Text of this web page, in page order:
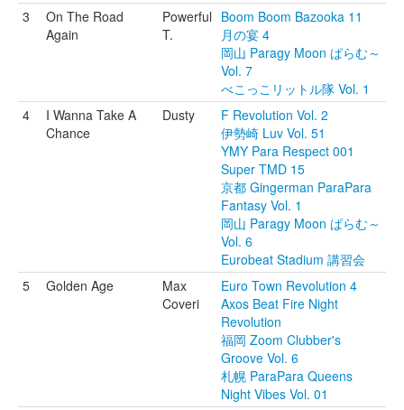
3
On The Road
Again
Powerful
T.
Boom Boom Bazooka 11
月の宴 4
岡山 Paragy Moon ぱらむ～
Vol. 7
べこっこリットル隊 Vol. 1
4
I Wanna Take A
Chance
Dusty
F Revolution Vol. 2
伊勢崎 Luv Vol. 51
YMY Para Respect 001
Super TMD 15
京都 Gingerman ParaPara
Fantasy Vol. 1
岡山 Paragy Moon ぱらむ～
Vol. 6
Eurobeat Stadium 講習会
5
Golden Age
Max
Coveri
Euro Town Revolution 4
Axos Beat Fire Night
Revolution
福岡 Zoom Clubber's
Groove Vol. 6
札幌 ParaPara Queens
Night Vibes Vol. 01